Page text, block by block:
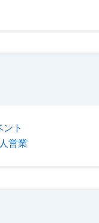
ト
営業